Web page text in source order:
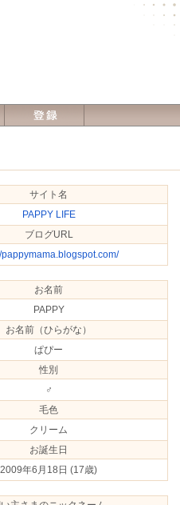
サイト名
PAPPY LIFE
ブログURL
pappymama.blogspot.com/
お名前
PAPPY
お名前（ひらがな）
ぱぴー
性別
♂
毛色
クリーム
お誕生日
2009年6月18日 (17歳)